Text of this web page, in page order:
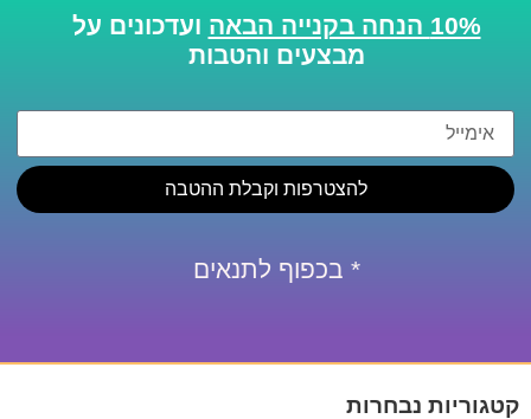
10% הנחה בקנייה הבאה
ועדכונים על
מבצעים והטבות
להצטרפות וקבלת ההטבה
* בכפוף לתנאים
קטגוריות נבחרות